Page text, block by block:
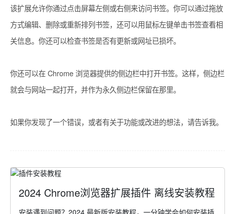
该扩展允许你通过点击屏幕左侧或右侧来访问书签。你可以通过拖放
方式编辑、删除或重新排列书签，还可以用鼠标左键单击书签查看相
关信息。你还可以检查书签是否有更新或网址已损坏。
你还可以在 Chrome 浏览器提供的侧边栏中打开书签。这样，侧边栏
就会与网站一起打开，并作为永久侧边栏保留在那里。
如果你发现了一个错误，或者有关于功能或改进的想法，请告诉我。
2024 Chrome浏览器扩展插件 离线安装教程
安装遇到问题？2024 最新版安装教程，一分钟学会如何安装插